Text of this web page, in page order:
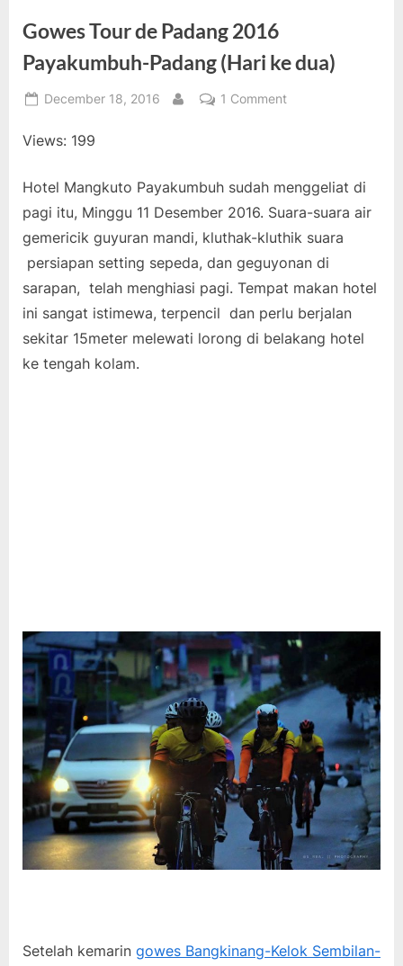
Gowes Tour de Padang 2016
Payakumbuh-Padang (Hari ke dua)
Posted
December 18, 2016
By
1 Commenton
Padang
Payakumbuh-
Padang
(Hari
ke
dua)
Views: 199
Hotel Mangkuto Payakumbuh sudah menggeliat di
pagi itu, Minggu 11 Desember 2016. Suara-suara air
gemericik guyuran mandi, kluthak-kluthik suara
persiapan setting sepeda, dan geguyonan di
sarapan, telah menghiasi pagi. Tempat makan hotel
ini sangat istimewa, terpencil dan perlu berjalan
sekitar 15meter melewati lorong di belakang hotel
ke tengah kolam.
Setelah kemarin gowes Bangkinang-Kelok Sembilan-